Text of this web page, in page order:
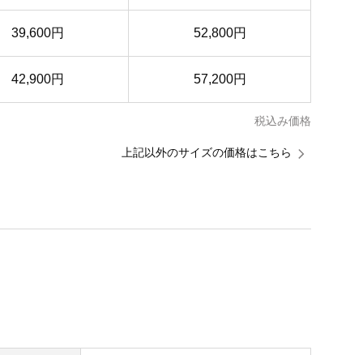
39,600円 52,800円
42,900円 57,200円
税込み価格
上記以外のサイズの価格はこちら